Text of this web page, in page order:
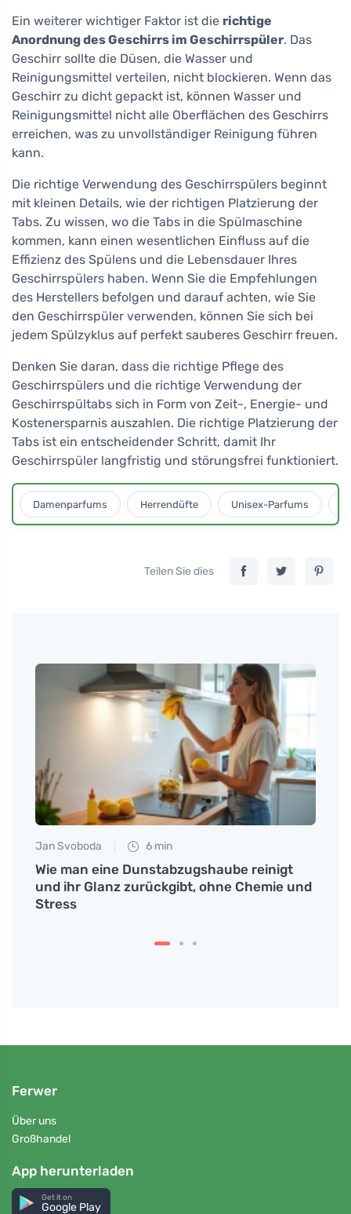
Ein weiterer wichtiger Faktor ist die richtige
Anordnung des Geschirrs im Geschirrspüler. Das
Geschirr sollte die Düsen, die Wasser und
Reinigungsmittel verteilen, nicht blockieren. Wenn das
Geschirr zu dicht gepackt ist, können Wasser und
Reinigungsmittel nicht alle Oberflächen des Geschirrs
erreichen, was zu unvollständiger Reinigung führen
kann.
Die richtige Verwendung des Geschirrspülers beginnt
mit kleinen Details, wie der richtigen Platzierung der
Tabs. Zu wissen, wo die Tabs in die Spülmaschine
kommen, kann einen wesentlichen Einfluss auf die
Effizienz des Spülens und die Lebensdauer Ihres
Geschirrspülers haben. Wenn Sie die Empfehlungen
des Herstellers befolgen und darauf achten, wie Sie
den Geschirrspüler verwenden, können Sie sich bei
jedem Spülzyklus auf perfekt sauberes Geschirr freuen.
Denken Sie daran, dass die richtige Pflege des
Geschirrspülers und die richtige Verwendung der
Geschirrspültabs sich in Form von Zeit-, Energie- und
Kostenersparnis auszahlen. Die richtige Platzierung der
Tabs ist ein entscheidender Schritt, damit Ihr
Geschirrspüler langfristig und störungsfrei funktioniert.
Damenparfums Herrendüfte Unisex-Parfums
Teilen Sie dies
Jan Svoboda 6 min
Wie man eine Dunstabzugshaube reinigt
und ihr Glanz zurückgibt, ohne Chemie und
Stress
Ferwer
Über uns
Großhandel
App herunterladen
Get it on
Google Play